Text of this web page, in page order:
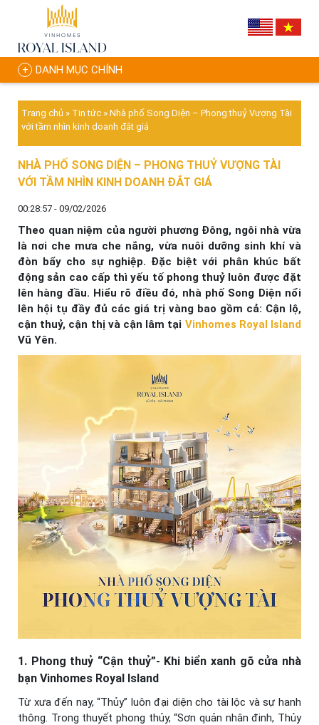
DANH MỤC CHÍNH
Trang chủ » Tin tức » Nhà phố Song Diện – Phong thuỷ Vượng Tài
với tầm nhìn kinh doanh đắt giá
NHÀ PHỐ SONG DIỆN – PHONG THUỶ VƯỢNG TÀI
VỚI TẦM NHÌN KINH DOANH ĐẮT GIÁ
00:28:57 - 09/02/2026
Theo quan niệm của người phương Đông, ngôi nhà vừa
là nơi che mưa che nắng, vừa nuôi dưỡng sinh khí và
đòn bẩy cho sự nghiệp. Đặc biệt với phân khúc bất
động sản cao cấp thì yếu tố phong thuỷ luôn được đặt
lên hàng đầu. Hiểu rõ điều đó, nhà phố Song Diện nổi
lên hội tụ đầy đủ các giá trị vàng bao gồm cả: Cận lộ,
cận thuỷ, cận thị và cận lâm tại Vinhomes Royal Island
Vũ Yên.
1. Phong thuỷ “Cận thuỷ”- Khi biển xanh gõ cửa nhà
bạn Vinhomes Royal Island
Từ xưa đến nay, “Thủy” luôn đại diện cho tài lộc và sự hanh
thông. Trong thuyết phong thủy, “Sơn quản nhân đinh, Thủy